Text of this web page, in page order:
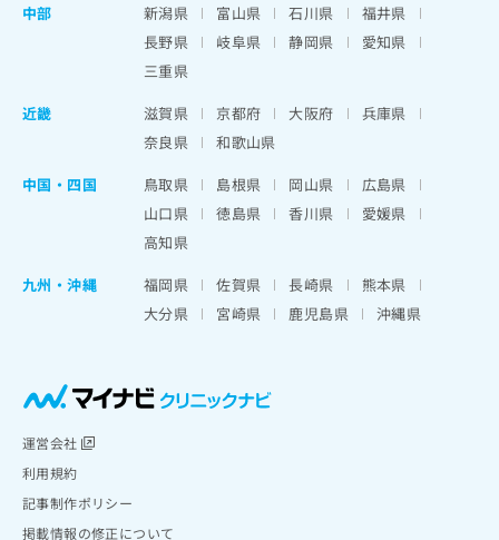
中部
新潟県 富山県 石川県
福井県
長野県
岐阜県 静岡県
愛知県
三重県
近畿
滋賀県 京都府 大阪府
兵庫県
奈良県
和歌山県
中国・四国
鳥取県 島根県 岡山県
広島県
山口県
徳島県 香川県
愛媛県
高知県
九州・沖縄
福岡県 佐賀県 長崎県
熊本県
大分県
宮崎県 鹿児島県 沖縄県
運営会社
利用規約
記事制作ポリシー
掲載情報の修正について